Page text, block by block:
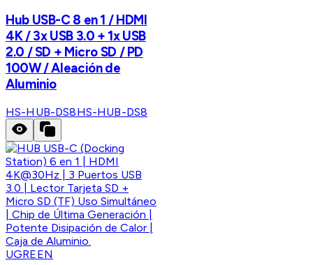
Hub USB-C 8 en 1 / HDMI
4K / 3x USB 3.0 + 1x USB
2.0 / SD + Micro SD / PD
100W / Aleación de
Aluminio
HS-HUB-DS8HS-HUB-DS8
UGREEN